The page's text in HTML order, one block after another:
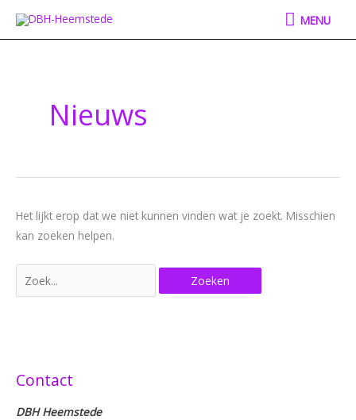
naar
MENU
MENU
Nieuws
Het lijkt erop dat we niet kunnen vinden wat je zoekt. Misschien
kan zoeken helpen.
Contact
DBH Heemstede